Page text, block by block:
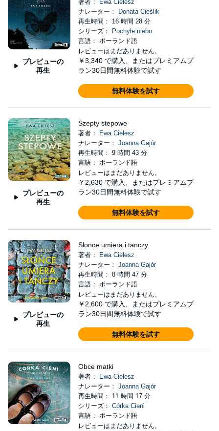
プレビューの
再生
著者：
Ewa Cielesz
ナレーター：
Donata Cieślik
再生時間： 16 時間 28 分
シリーズ：
Pochyłe niebo
言語： ポーランド語
レビューはまだありません。
￥3,340 で購入、またはプレミアムプ
ラン30日間無料体験で試す
無料体験を試す
プレビューの
再生
Szepty stepowe
著者：
Ewa Cielesz
ナレーター： Joanna Gajór
再生時間： 9 時間 43 分
言語： ポーランド語
レビューはまだありません。
￥2,630 で購入、またはプレミアムプ
ラン30日間無料体験で試す
無料体験を試す
プレビューの
再生
Slonce umiera i tanczy
著者：
Ewa Cielesz
ナレーター： Joanna Gajór
再生時間： 8 時間 47 分
言語： ポーランド語
レビューはまだありません。
￥2,600 で購入、またはプレミアムプ
ラン30日間無料体験で試す
無料体験を試す
Obce matki
著者：
Ewa Cielesz
ナレーター： Joanna Gajór
再生時間： 11 時間 17 分
シリーズ： Córka Cieni
言語： ポーランド語
レビューはまだありません。